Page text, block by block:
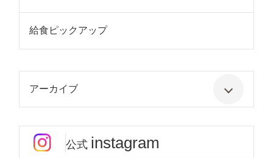
給食ピックアップ
アーカイブ
公式 instagram